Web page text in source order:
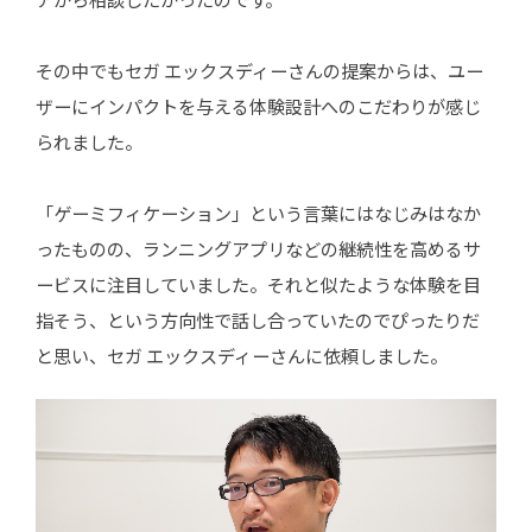
その中でもセガ エックスディーさんの提案からは、ユー
ザーにインパクトを与える体験設計へのこだわりが感じ
られました。
「ゲーミフィケーション」という言葉にはなじみはなか
ったものの、ランニングアプリなどの継続性を高めるサ
ービスに注目していました。それと似たような体験を目
指そう、という方向性で話し合っていたのでぴったりだ
と思い、セガ エックスディーさんに依頼しました。